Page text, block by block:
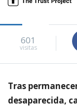
601
visitas
Tras
desaparecida,